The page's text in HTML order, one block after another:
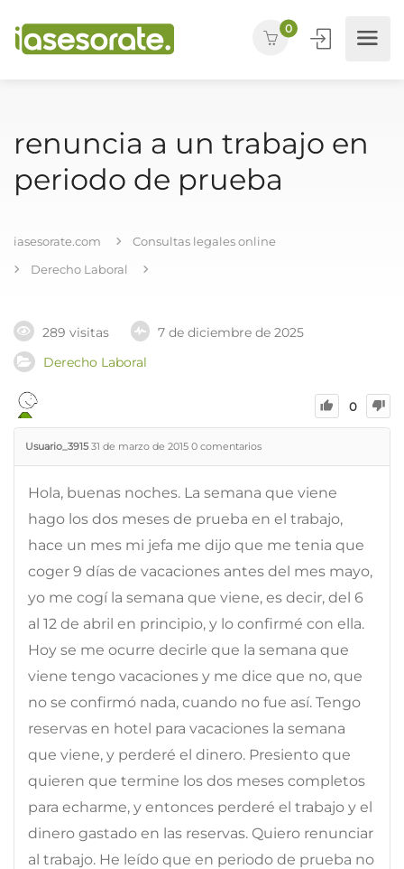
0
renuncia a un trabajo en
periodo de prueba
iasesorate.com
Consultas legales online
Derecho Laboral
289 visitas
7 de diciembre de 2025
Derecho Laboral
0
Usuario_3915 31 de marzo de 2015 0 comentarios
Hola, buenas noches. La semana que viene
hago los dos meses de prueba en el trabajo,
hace un mes mi jefa me dijo que me tenia que
coger 9 días de vacaciones antes del mes mayo,
yo me cogí la semana que viene, es decir, del 6
al 12 de abril en principio, y lo confirmé con ella.
Hoy se me ocurre decirle que la semana que
viene tengo vacaciones y me dice que no, que
no se confirmó nada, cuando no fue así. Tengo
reservas en hotel para vacaciones la semana
que viene, y perderé el dinero. Presiento que
quieren que termine los dos meses completos
para echarme, y entonces perderé el trabajo y el
dinero gastado en las reservas. Quiero renunciar
al trabajo. He leído que en periodo de prueba no